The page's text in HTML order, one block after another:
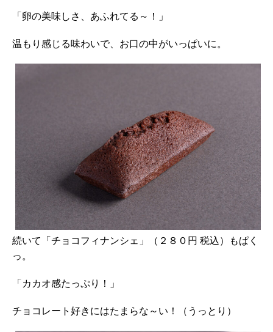
「卵の美味しさ、あふれてる～！」
温もり感じる味わいで、お口の中がいっぱいに。
続いて「チョコフィナンシェ」（２８０円 税込）もぱく
っ。
「カカオ感たっぷり！」
チョコレート好きにはたまらな～い！（うっとり）